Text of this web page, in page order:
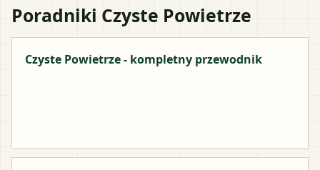
Poradniki Czyste Powietrze
Czyste Powietrze - kompletny przewodnik